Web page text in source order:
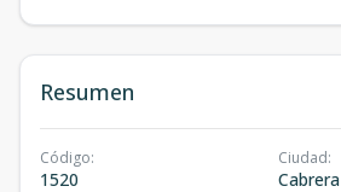
Resumen
Código:
1520
Ciudad:
Cabrera